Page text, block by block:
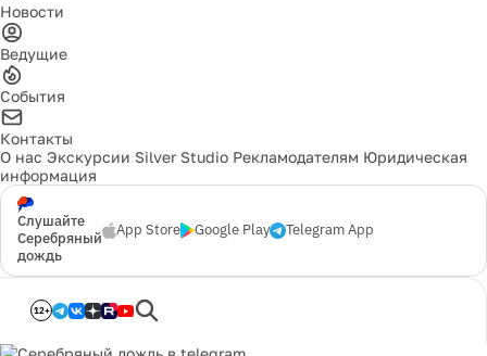
Новости
Ведущие
События
Контакты
О нас Экскурсии Silver Studio Рекламодателям Юридическая
информация
Слушайте
Серебряный
дождь
App Store Google Play Telegram App
12+